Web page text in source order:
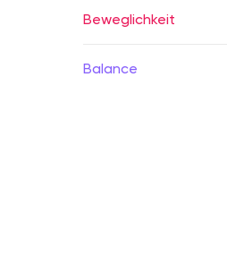
Beweglichkeit
Balance